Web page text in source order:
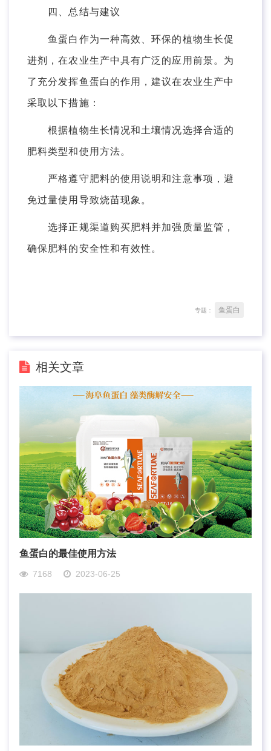
四、总结与建议
鱼蛋白作为一种高效、环保的植物生长促
进剂，在农业生产中具有广泛的应用前景。为
了充分发挥鱼蛋白的作用，建议在农业生产中
采取以下措施：
根据植物生长情况和土壤情况选择合适的
肥料类型和使用方法。
严格遵守肥料的使用说明和注意事项，避
免过量使用导致烧苗现象。
选择正规渠道购买肥料并加强质量监管，
确保肥料的安全性和有效性。
专题： 鱼蛋白
相关文章
鱼蛋白的最佳使用方法
7168 2023-06-25